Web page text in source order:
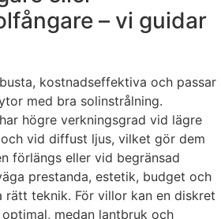
– vi guidar
kostnadseffektiva och passar
med bra solinstrålning.
högre verkningsgrad vid lägre
vid diffust ljus, vilket gör dem
förlängs eller vid begränsad
prestanda, estetik, budget och
teknik. För villor kan en diskret
medan lantbruk och